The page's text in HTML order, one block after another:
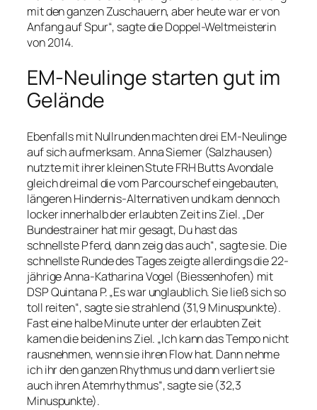
mit den ganzen Zuschauern, aber heute war er von
Anfang auf Spur“, sagte die Doppel-Weltmeisterin
von 2014.
EM-Neulinge starten gut im
Gelände
Ebenfalls mit Nullrunden machten drei EM-Neulinge
auf sich aufmerksam. Anna Siemer (Salzhausen)
nutzte mit ihrer kleinen Stute FRH Butts Avondale
gleich dreimal die vom Parcourschef eingebauten,
längeren Hindernis-Alternativen und kam dennoch
locker innerhalb der erlaubten Zeit ins Ziel. „Der
Bundestrainer hat mir gesagt, Du hast das
schnellste Pferd, dann zeig das auch“, sagte sie. Die
schnellste Runde des Tages zeigte allerdings die 22-
jährige Anna-Katharina Vogel (Biessenhofen) mit
DSP Quintana P. „Es war unglaublich. Sie ließ sich so
toll reiten“, sagte sie strahlend (31,9 Minuspunkte).
Fast eine halbe Minute unter der erlaubten Zeit
kamen die beiden ins Ziel. „Ich kann das Tempo nicht
rausnehmen, wenn sie ihren Flow hat. Dann nehme
ich ihr den ganzen Rhythmus und dann verliert sie
auch ihren Atemrhythmus“, sagte sie (32,3
Minuspunkte).